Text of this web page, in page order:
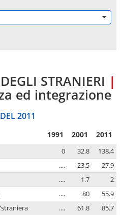
STRANIERI |
ed integrazione
2011
1991 2001 2011
0 32.8
138.4
.... 23.5
27.9
.... 1.7
2
.... 80
55.9
.... 61.8
85.7